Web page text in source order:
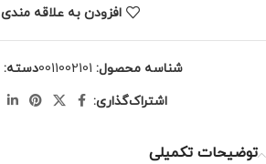
افزودن به علاقه مندی
شناسه محصول: 0011002101دسته:
اشتراک‌گذاری:
توضیحات تکمیلی